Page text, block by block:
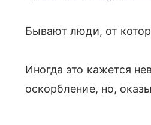
Бывают люди, от
Иногда это кажется
оскорбление, но,